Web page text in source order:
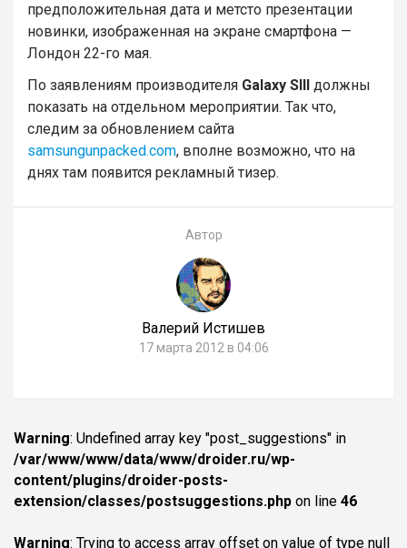
предположительная дата и метсто презентации
новинки, изображенная на экране смартфона —
Лондон 22-го мая.
По заявлениям производителя Galaxy SIII должны
показать на отдельном мероприятии. Так что,
следим за обновлением сайта
samsungunpacked.com, вполне возможно, что на
днях там появится рекламный тизер.
Автор
Валерий Истишев
17 марта 2012 в 04:06
Warning: Undefined array key "post_suggestions" in
/var/www/www/data/www/droider.ru/wp-
content/plugins/droider-posts-
extension/classes/postsuggestions.php on line 46
Warning: Trying to access array offset on value of type null